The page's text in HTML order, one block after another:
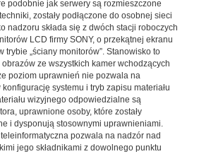
podobnie jak serwery są rozmieszczone
zostały podłączone do osobnej sieci
nadzoru składa się z dwóch stacji roboczych
LCD firmy SONY, o przekątnej ekranu
trybie „ściany monitorów”. Stanowisko to
ze wszystkich kamer wchodzących
poziom uprawnień nie pozwala na
systemu i tryb zapisu materiału
wizyjnego odpowiedzialne są
uprawnione osoby, które zostały
i dysponują stosownymi uprawnieniami.
pozwala na nadzór nad
jego składnikami z dowolnego punktu